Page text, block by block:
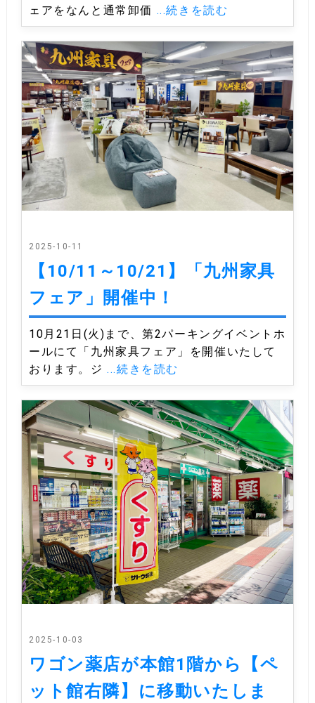
ェアをなんと通常卸価 ...続きを読む
2025-10-11
【10/11～10/21】「九州家具
フェア」開催中！
10月21日(火)まで、第2パーキングイベントホ
ールにて「九州家具フェア」を開催いたして
おります。ジ...続きを読む
2025-10-03
ワゴン薬店が本館1階から【ペ
ット館右隣】に移動いたしま